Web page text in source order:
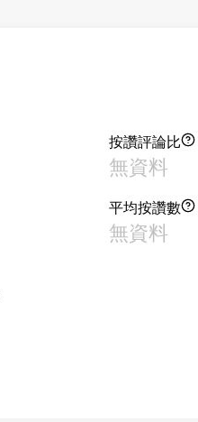
按讚評論比
無資料
平均按讚數
無資料